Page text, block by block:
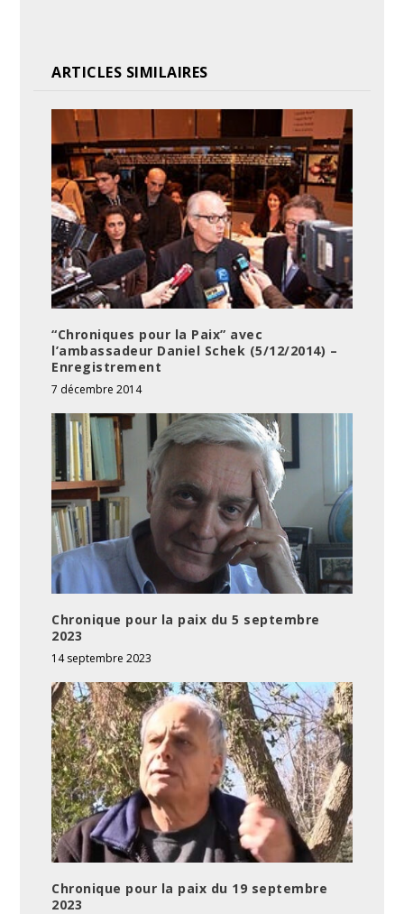
ARTICLES SIMILAIRES
“Chroniques pour la Paix” avec
l’ambassadeur Daniel Schek (5/12/2014) –
Enregistrement
7 décembre 2014
Chronique pour la paix du 5 septembre
2023
14 septembre 2023
Chronique pour la paix du 19 septembre
2023